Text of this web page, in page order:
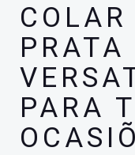
PARA